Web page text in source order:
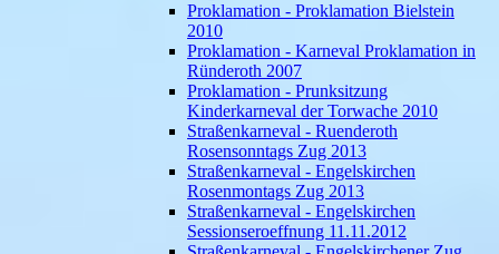
Proklamation - Proklamation Bielstein
2010
Proklamation - Karneval Proklamation in
Ründeroth 2007
Proklamation - Prunksitzung
Kinderkarneval der Torwache 2010
Straßenkarneval - Ruenderoth
Rosensonntags Zug 2013
Straßenkarneval - Engelskirchen
Rosenmontags Zug 2013
Straßenkarneval - Engelskirchen
Sessionseroeffnung 11.11.2012